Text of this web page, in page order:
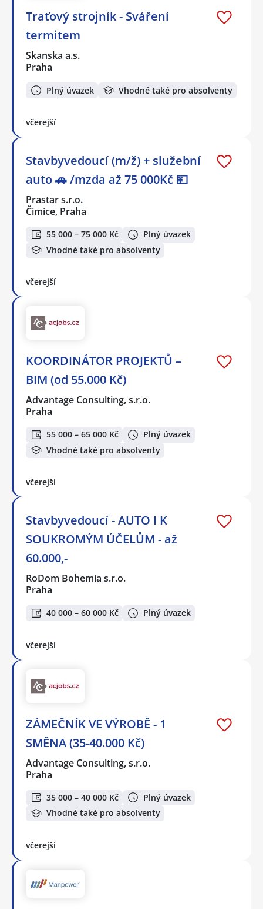
Traťový strojník - Sváření
termitem
Skanska a.s.
Praha
Plný úvazek Vhodné také pro absolventy
včerejší
Stavbyvedoucí (m/ž) + služební
auto 🚗 /mzda až 75 000Kč 💴
Prastar s.r.o.
Čimice, Praha
55 000 – 75 000 Kč
Plný úvazek
Vhodné také pro absolventy
včerejší
KOORDINÁTOR PROJEKTŮ –
BIM (od 55.000 Kč)
Advantage Consulting, s.r.o.
Praha
55 000 – 65 000 Kč
Plný úvazek
Vhodné také pro absolventy
včerejší
Stavbyvedoucí - AUTO I K
SOUKROMÝM ÚČELŮM - až
60.000,-
RoDom Bohemia s.r.o.
Praha
40 000 – 60 000 Kč Plný úvazek
včerejší
ZÁMEČNÍK VE VÝROBĚ - 1
SMĚNA (35-40.000 Kč)
Advantage Consulting, s.r.o.
Praha
35 000 – 40 000 Kč
Plný úvazek
Vhodné také pro absolventy
včerejší